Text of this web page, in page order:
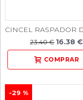
23.40 € 16.38 €
-29 %